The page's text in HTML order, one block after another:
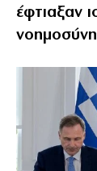
έφτιαξαν